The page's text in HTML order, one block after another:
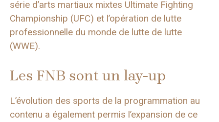
série d’arts martiaux mixtes Ultimate Fighting
Championship (UFC) et l’opération de lutte
professionnelle du monde de lutte de lutte
(WWE).
Les FNB sont un lay-up
L’évolution des sports de la programmation au
contenu a également permis l’expansion de ce